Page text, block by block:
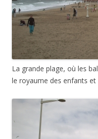
La grande plage, où les
le royaume des enfants et